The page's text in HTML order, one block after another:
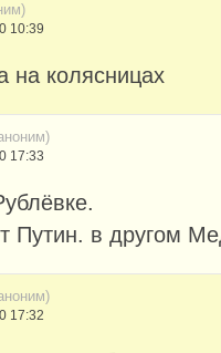
10:39
на колясницах
17:33
Путин. в другом
17:32